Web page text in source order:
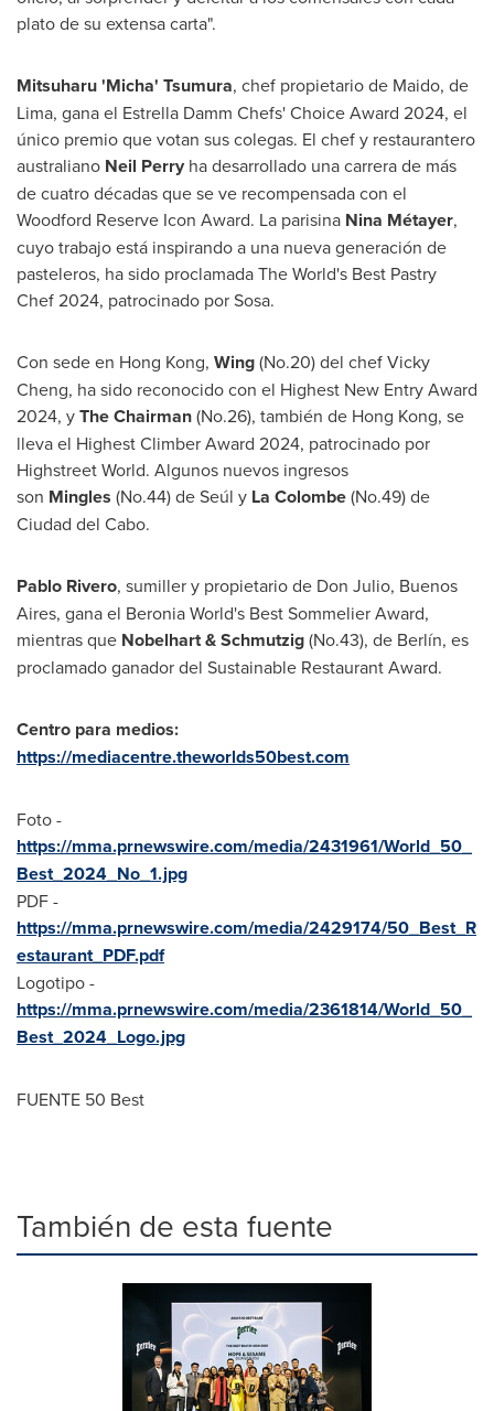
plato de su extensa carta".
Mitsuharu 'Micha' Tsumura, chef propietario de Maido, de
Lima, gana el Estrella Damm Chefs' Choice Award 2024, el
único premio que votan sus colegas. El chef y restaurantero
australiano Neil Perry ha desarrollado una carrera de más
de cuatro décadas que se ve recompensada con el
Woodford Reserve Icon Award. La parisina Nina Métayer,
cuyo trabajo está inspirando a una nueva generación de
pasteleros, ha sido proclamada The World's Best Pastry
Chef 2024, patrocinado por Sosa.
Con sede en Hong Kong, Wing(No.20) del chefVicky
Cheng, ha sido reconocido con el Highest New Entry Award
2024, yThe Chairman(No.26), también de Hong Kong, se
lleva el Highest Climber Award 2024, patrocinado por
Highstreet World. Algunos nuevos ingresos
son Mingles (No.44) de Seúl y La Colombe(No.49) de
Ciudad del Cabo.
Pablo Rivero, sumiller y propietario de Don Julio, Buenos
Aires, gana el Beronia World's Best Sommelier Award,
mientras que Nobelhart & Schmutzig(No.43), de Berlín, es
proclamado ganador del Sustainable Restaurant Award.
Centro para medios:
https://mediacentre.theworlds50best.com
Foto -
https://mma.prnewswire.com/media/2431961/World_50_
Best_2024_No_1.jpg
PDF -
https://mma.prnewswire.com/media/2429174/50_Best_R
estaurant_PDF.pdf
Logotipo -
https://mma.prnewswire.com/media/2361814/World_50_
Best_2024_Logo.jpg
FUENTE 50 Best
También de esta fuente